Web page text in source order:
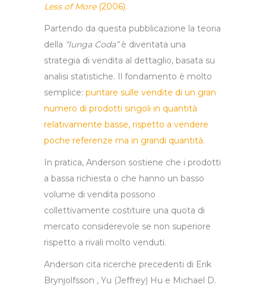
Less of More(2006).
Partendo da questa pubblicazione la teoria
della “lunga Coda”è diventata una
strategia di vendita al dettaglio, basata su
analisi statistiche. Il fondamento è molto
semplice: puntare sulle vendite di un gran
numero di prodotti singoli in quantità
relativamente basse, rispetto a vendere
poche referenze ma in grandi quantità.
In pratica, Anderson sostiene che i prodotti
a bassa richiesta o che hanno un basso
volume di vendita possono
collettivamente costituire una quota di
mercato considerevole se non superiore
rispetto a rivali molto venduti.
Anderson cita ricerche precedenti di Erik
Brynjolfsson , Yu (Jeffrey) Hu e Michael D.